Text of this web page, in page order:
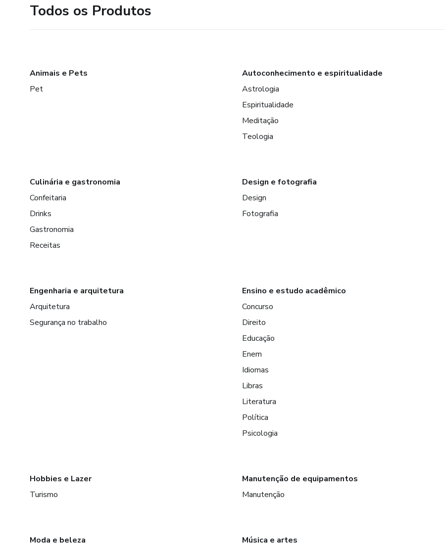
Todos os Produtos
Animais e Pets
Pet
Autoconhecimento e espiritualidade
Astrologia
Espiritualidade
Meditação
Teologia
Culinária e gastronomia
Confeitaria
Drinks
Gastronomia
Receitas
Design e fotografia
Design
Fotografia
Engenharia e arquitetura
Arquitetura
Segurança no trabalho
Ensino e estudo acadêmico
Concurso
Direito
Educação
Enem
Idiomas
Libras
Literatura
Política
Psicologia
Hobbies e Lazer
Turismo
Manutenção de equipamentos
Manutenção
Moda e beleza Música e artes